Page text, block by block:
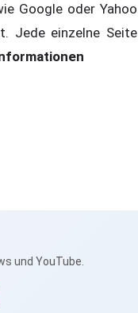
Google oder Yahoo
Jede einzelne Seite
und YouTube.